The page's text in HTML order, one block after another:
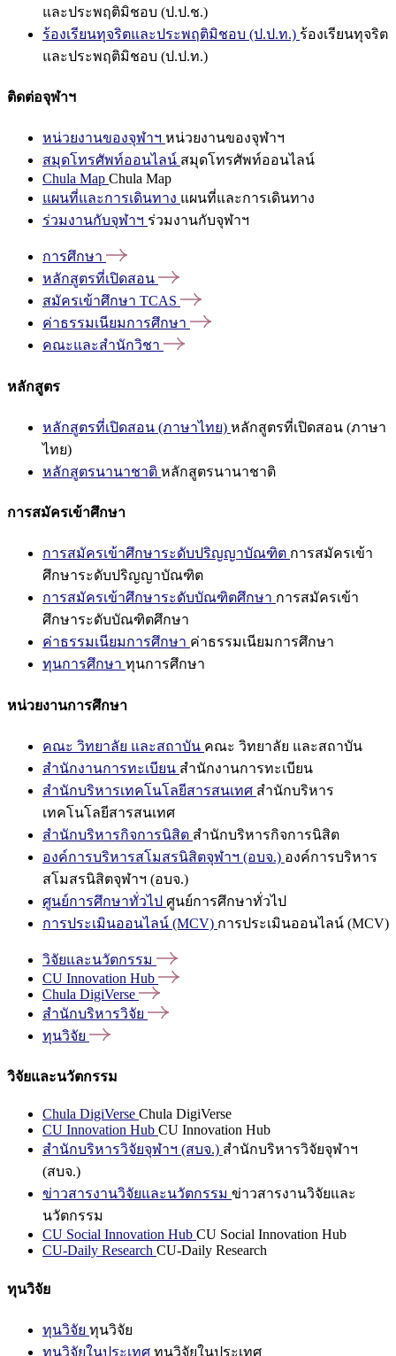
และประพฤติมิชอบ (ป.ป.ช.)
ร้องเรียนทุจริตและประพฤติมิชอบ (ป.ป.ท.) ร้องเรียนทุจริต
และประพฤติมิชอบ (ป.ป.ท.)
ติดต่อจุฬาฯ
หน่วยงานของจุฬาฯ หน่วยงานของจุฬาฯ
สมุดโทรศัพท์ออนไลน์ สมุดโทรศัพท์ออนไลน์
Chula Map Chula Map
แผนที่และการเดินทาง แผนที่และการเดินทาง
ร่วมงานกับจุฬาฯ ร่วมงานกับจุฬาฯ
การศึกษา
หลักสูตรที่เปิดสอน
สมัครเข้าศึกษา TCAS
ค่าธรรมเนียมการศึกษา
คณะและสำนักวิชา
หลักสูตร
หลักสูตรที่เปิดสอน (ภาษาไทย) หลักสูตรที่เปิดสอน (ภาษา
ไทย)
หลักสูตรนานาชาติ หลักสูตรนานาชาติ
การสมัครเข้าศึกษา
การสมัครเข้าศึกษาระดับปริญญาบัณฑิต การสมัครเข้า
ศึกษาระดับปริญญาบัณฑิต
การสมัครเข้าศึกษาระดับบัณฑิตศึกษา การสมัครเข้า
ศึกษาระดับบัณฑิตศึกษา
ค่าธรรมเนียมการศึกษา ค่าธรรมเนียมการศึกษา
ทุนการศึกษา ทุนการศึกษา
หน่วยงานการศึกษา
คณะ วิทยาลัย และสถาบัน คณะ วิทยาลัย และสถาบัน
สำนักงานการทะเบียน สำนักงานการทะเบียน
สำนักบริหารเทคโนโลยีสารสนเทศ สำนักบริหาร
เทคโนโลยีสารสนเทศ
สำนักบริหารกิจการนิสิต สำนักบริหารกิจการนิสิต
องค์การบริหารสโมสรนิสิตจุฬาฯ (อบจ.) องค์การบริหาร
สโมสรนิสิตจุฬาฯ (อบจ.)
ศูนย์การศึกษาทั่วไป ศูนย์การศึกษาทั่วไป
การประเมินออนไลน์ (MCV) การประเมินออนไลน์ (MCV)
วิจัยและนวัตกรรม
CU Innovation Hub
Chula DigiVerse
สำนักบริหารวิจัย
ทุนวิจัย
วิจัยและนวัตกรรม
Chula DigiVerse Chula DigiVerse
CU Innovation Hub CU Innovation Hub
สำนักบริหารวิจัยจุฬาฯ (สบจ.) สำนักบริหารวิจัยจุฬาฯ
(สบจ.)
ข่าวสารงานวิจัยและนวัตกรรม ข่าวสารงานวิจัยและ
นวัตกรรม
CU Social Innovation Hub CU Social Innovation Hub
CU-Daily Research CU-Daily Research
ทุนวิจัย
ทุนวิจัย ทุนวิจัย
ทุนวิจัยในประเทศ ทุนวิจัยในประเทศ